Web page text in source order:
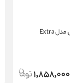
ریمل حجم دهنده بل مدل Extra
1,858,000